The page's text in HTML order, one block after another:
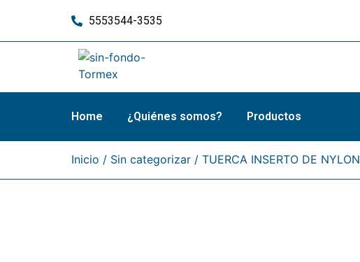
5553544-3535
Home ¿Quiénes somos? Productos
Inicio / Sin categorizar / TUERCA INSERTO DE NYLON